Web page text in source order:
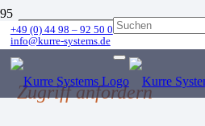
+49 (0) 44 98 – 92 50 0
info@kurre-systems.de
Zugriff anfordern